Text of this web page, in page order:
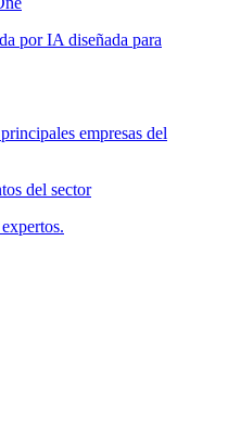
por IA diseñada para
empresas del
del sector